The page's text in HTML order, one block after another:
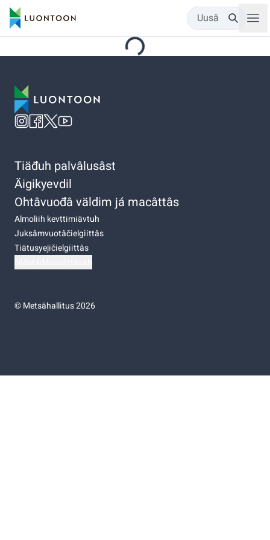
Uusâ
Tiäđuh palvâlusâst
Äigikyevdil
Ohtâvuođâ väldim já macâttâs
Almoliih kevttimiävtuh
Juksâmvuotâčielgiittâs
Tiätusyejičielgiittâs
©Metsähallitus 2026